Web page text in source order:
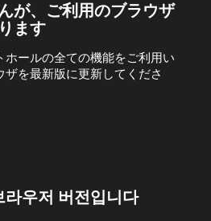
が、ご利用のブラウザ
ます
ホールの全ての機能をご利用い
を最新版に更新してくださ
라우저 버전입니다